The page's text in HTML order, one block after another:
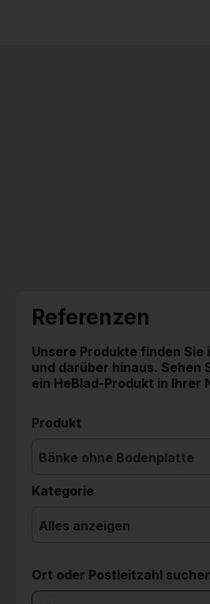
Referenzen
Unsere Produkte finden Sie
und darüber hinaus. Sehen
ein HeBlad-Produkt in Ihrer
Produkt
Bänke ohne Bodenplatte
Kategorie
Alles anzeigen
Ort oder Postleitzahl